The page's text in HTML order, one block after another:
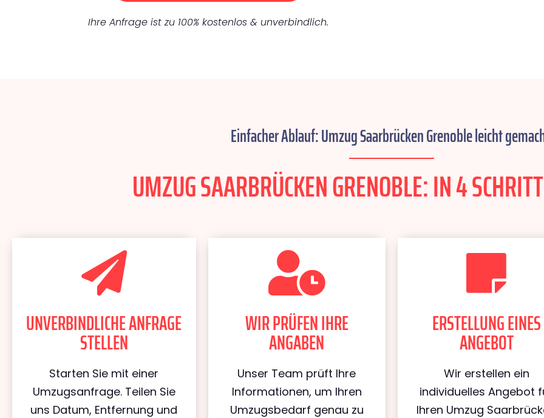
Ihre Anfrage ist zu 100% kostenlos & unverbindlich.
Einfacher Ablauf: Umzug Saarbrücken Grenoble leicht
UMZUG SAARBRÜCKEN GRENOBLE: IN 4
UNVERBINDLICHE ANFRAGE
STELLEN
Starten Sie mit einer
Umzugsanfrage. Teilen Sie
uns Datum, Entfernung und
WIR PRÜFEN IHRE
ANGABEN
Unser Team prüft Ihre
Informationen, um Ihren
Umzugsbedarf genau zu
ERSTELLUNG EINES
ANGEBOT
Wir erstellen ein
individuelles Angebot
Ihren Umzug